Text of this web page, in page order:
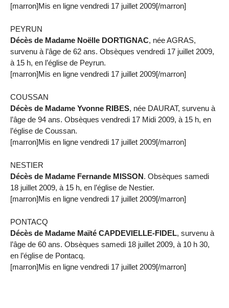
[marron]Mis en ligne vendredi 17 juillet 2009[/marron]
PEYRUN
Décès de Madame Noëlle DORTIGNAC, née AGRAS,
survenu à l’âge de 62 ans. Obsèques vendredi 17 juillet 2009,
à 15 h, en l’église de Peyrun.
[marron]Mis en ligne vendredi 17 juillet 2009[/marron]
COUSSAN
Décès de Madame Yvonne RIBES, née DAURAT, survenu à
l’âge de 94 ans. Obsèques vendredi 17 Midi 2009, à 15 h, en
l’église de Coussan.
[marron]Mis en ligne vendredi 17 juillet 2009[/marron]
NESTIER
Décès de Madame Fernande MISSON. Obsèques samedi
18 juillet 2009, à 15 h, en l’église de Nestier.
[marron]Mis en ligne vendredi 17 juillet 2009[/marron]
PONTACQ
Décès de Madame Maïté CAPDEVIELLE-FIDEL, survenu à
l’âge de 60 ans. Obsèques samedi 18 juillet 2009, à 10 h 30,
en l’église de Pontacq.
[marron]Mis en ligne vendredi 17 juillet 2009[/marron]